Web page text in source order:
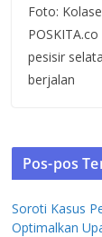
Foto:
pesisir
berjalan
Pos-pos
Soroti Kasus
Optimalkan